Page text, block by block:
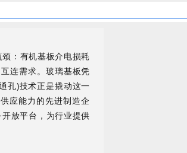
：有机基板介电损耗
连需求。玻璃基板凭
孔)技术正是撬动这一
供应能力的先进制造企
放平台 ，为行业提供